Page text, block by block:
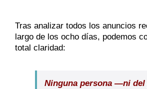
Tras analizar todos los anuncios
largo de los ocho días, podemos
total claridad:
Ninguna persona —ni del